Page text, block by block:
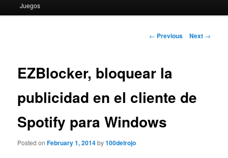
to
Juegos
Post
← Previous Next →
EZBlocker, bloquear la
publicidad en el cliente de
Spotify para Windows
Posted onFebruary 1, 2014by100delrojo